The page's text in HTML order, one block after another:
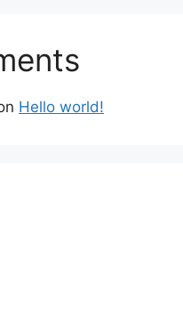
Hello world!